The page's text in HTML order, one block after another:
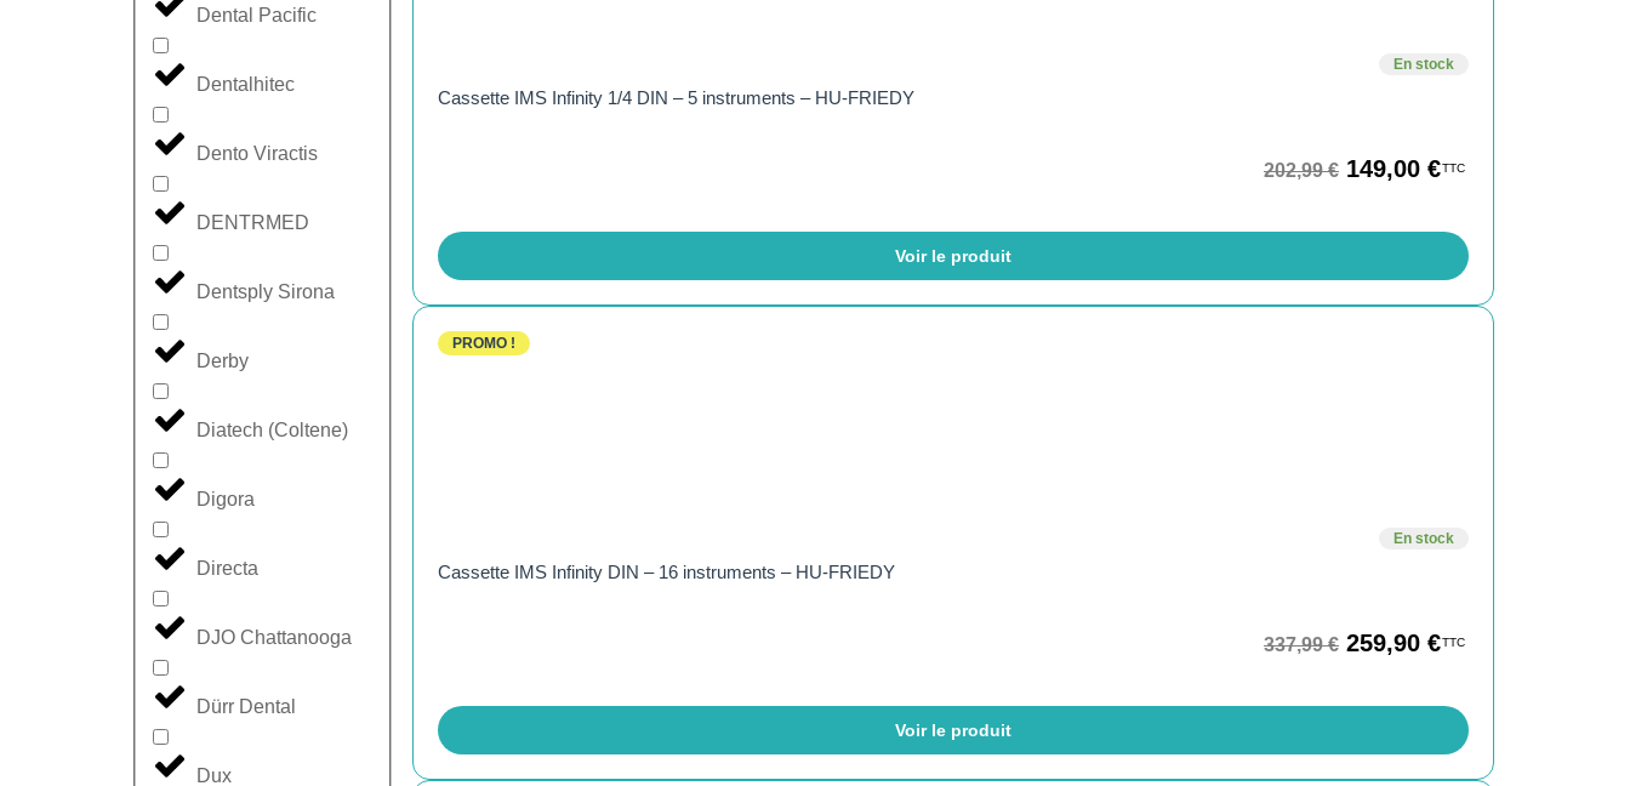
Dental Pacific
Dentalhitec
Dento Viractis
DENTRMED
Dentsply Sirona
Derby
Diatech (Coltene)
Digora
Directa
DJO Chattanooga
Dürr Dental
Dux
En stock
Cassette IMS Infinity 1/4 DIN – 5 instruments – HU-FRIEDY
202,99€ 149,00 €TTC
Voir le produit
PROMO !
En stock
Cassette IMS Infinity DIN – 16 instruments – HU-FRIEDY
337,99€ 259,90 €TTC
Voir le produit